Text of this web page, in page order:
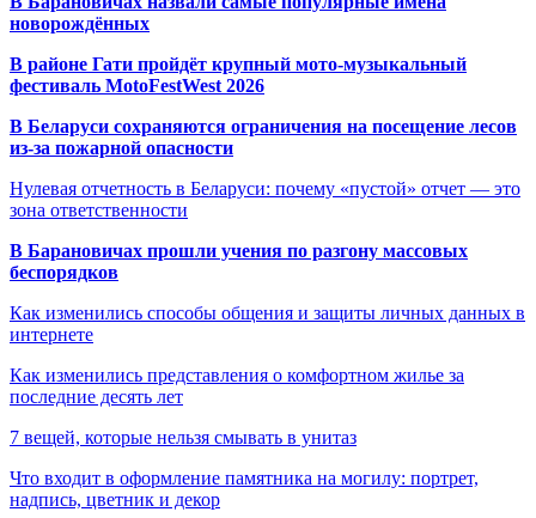
новорождённых
В районе Гати пройдёт крупный мото-музыкальный
фестиваль MotoFestWest 2026
В Беларуси сохраняются ограничения на посещение лесов
из-за пожарной опасности
Нулевая отчетность в Беларуси: почему «пустой» отчет — это
зона ответственности
В Барановичах прошли учения по разгону массовых
беспорядков
Как изменились способы общения и защиты личных данных в
интернете
Как изменились представления о комфортном жилье за
последние десять лет
7 вещей, которые нельзя смывать в унитаз
Что входит в оформление памятника на могилу: портрет,
надпись, цветник и декор